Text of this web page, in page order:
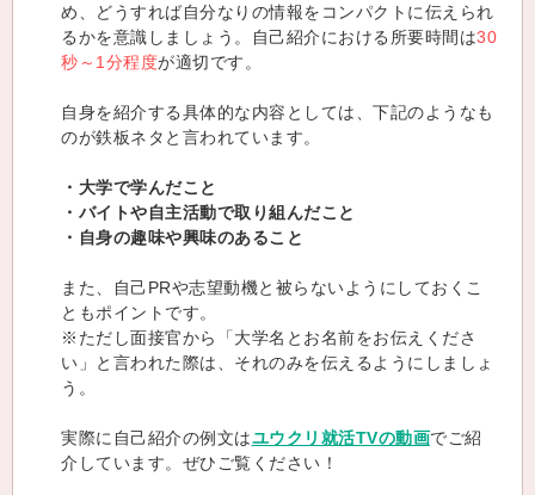
め、どうすれば自分なりの情報をコンパクトに伝えられ
るかを意識しましょう。自己紹介における所要時間は30
秒～1分程度が適切です。
自身を紹介する具体的な内容としては、下記のようなも
のが鉄板ネタと言われています。
・大学で学んだこと
・バイトや自主活動で取り組んだこと
・自身の趣味や興味のあること
また、自己PRや志望動機と被らないようにしておくこ
ともポイントです。
※ただし面接官から「大学名とお名前をお伝えくださ
い」と言われた際は、それのみを伝えるようにしましょ
う。
実際に自己紹介の例文はユウクリ就活TVの動画でご紹
介しています。ぜひご覧ください！